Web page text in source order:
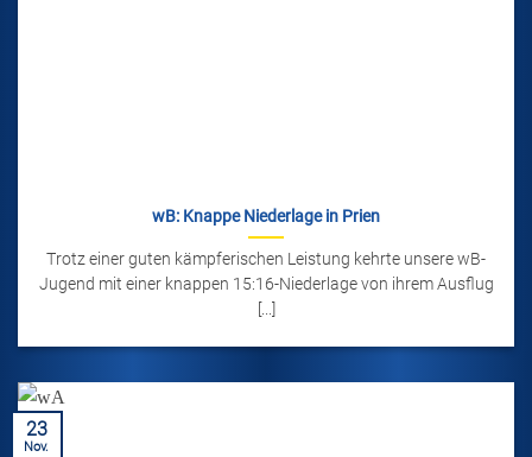
wB: Knappe Niederlage in Prien
Trotz einer guten kämpferischen Leistung kehrte unsere wB-
Jugend mit einer knappen 15:16-Niederlage von ihrem Ausflug
[...]
23
Nov.